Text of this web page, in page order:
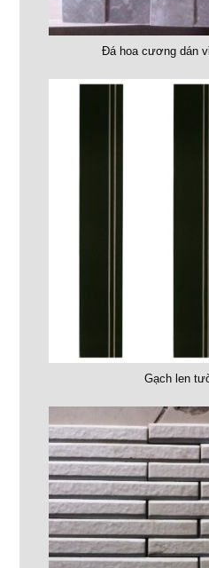
Đá hoa cương dán
Gạch len